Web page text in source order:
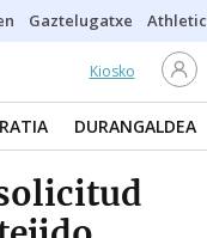
Gaztelugatxe Athletic
Kiosko
DURANGALDEA